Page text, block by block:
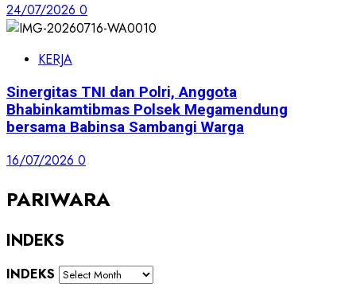
24/07/2026 0
KERJA
Sinergitas TNI dan Polri, Anggota
Bhabinkamtibmas Polsek Megamendung
bersama Babinsa Sambangi Warga
16/07/2026 0
PARIWARA
INDEKS
INDEKS